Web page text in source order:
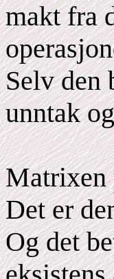
makt fra
Selv den
unntak
Matrixen
Det er
Og det